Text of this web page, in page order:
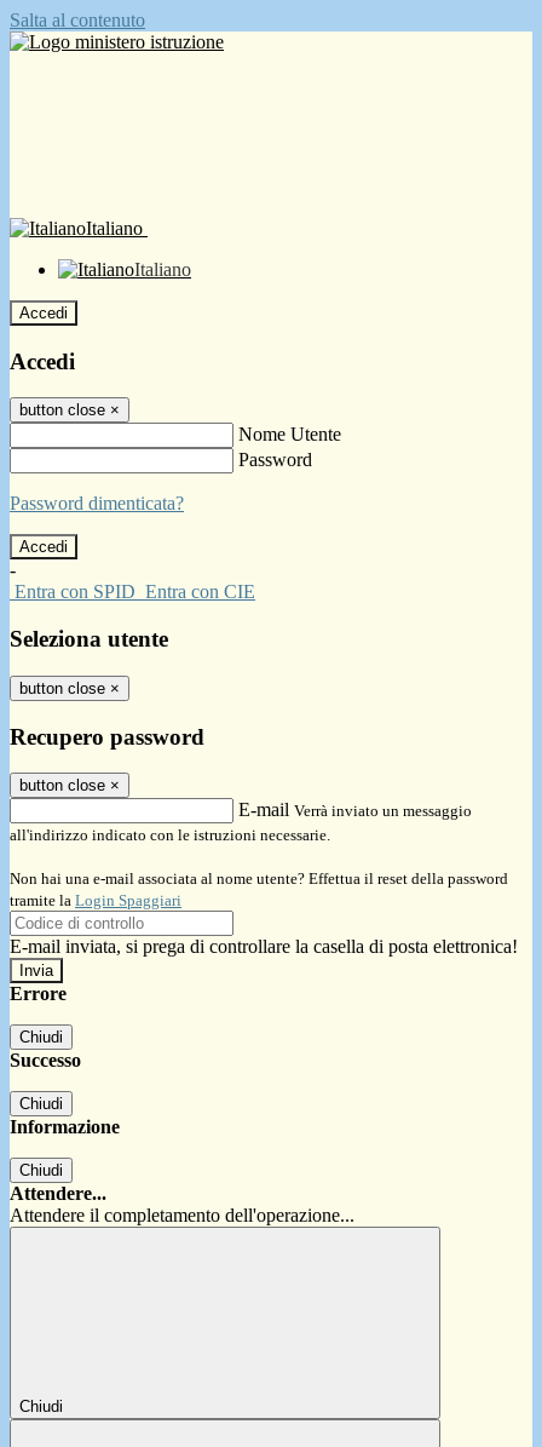
Salta al contenuto
Italiano
Italiano
Accedi
Accedi
button close ×
Nome Utente
Password
Password dimenticata?
-
Entra con SPID Entra con CIE
Seleziona utente
button close ×
Recupero password
button close ×
E-mail Verrà inviato un messaggio
all'indirizzo indicato con le istruzioni necessarie.
Non hai una e-mail associata al nome utente? Effettua il reset della password
tramite la Login Spaggiari
E-mail inviata, si prega di controllare la casella di posta elettronica!
Errore
Chiudi
Successo
Chiudi
Informazione
Chiudi
Attendere...
Attendere il completamento dell'operazione...
Chiudi